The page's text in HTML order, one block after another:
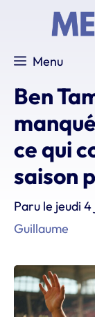
Menu
Ben
ce qui
saison
Paru le jeudi 4
Guillaume